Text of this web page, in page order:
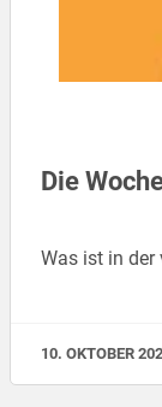
Die
Was ist in der
10. OKTOBER